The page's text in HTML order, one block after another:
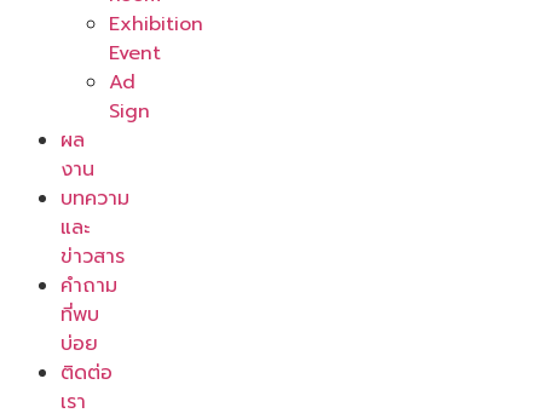
Exhibition
Event
Ad
Sign
ผล
งาน
บทความ
และ
ข่าวสาร
คำถาม
ที่พบ
บ่อย
ติดต่อ
เรา